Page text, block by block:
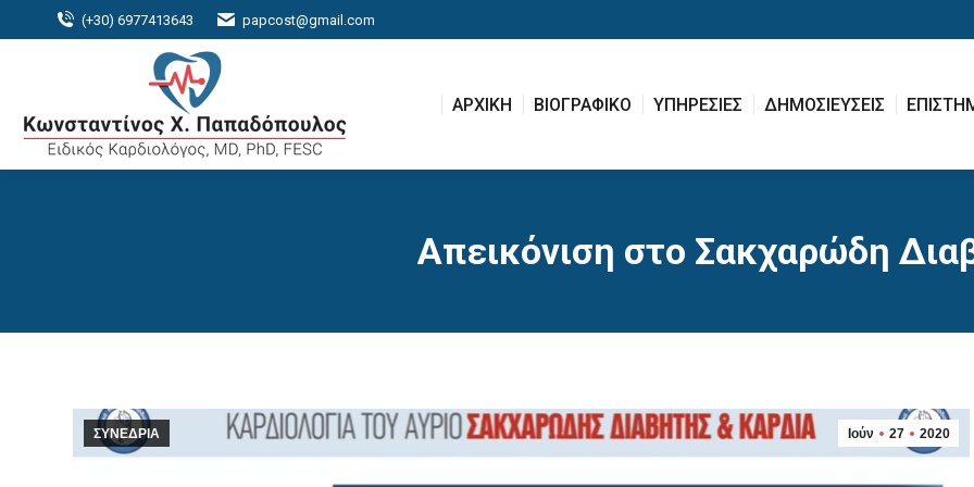
(+30) 6977413643 papcost@gmail.com
ΑΡΧΙΚΗ ΒΙΟΓΡΑΦΙΚΟ ΥΠΗΡΕΣΙΕΣ ΔΗΜΟΣΙΕΥΣΕΙΣ
Απεικόνιση στο Σακχαρώδη
Ιούν 27 2020
ΣΥΝΕΔΡΙΑ